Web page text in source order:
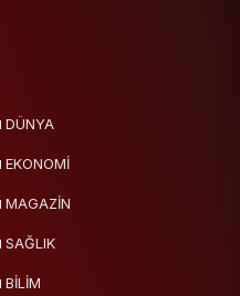
DÜNYA
EKONOMİ
MAGAZİN
SAĞLIK
BİLİM